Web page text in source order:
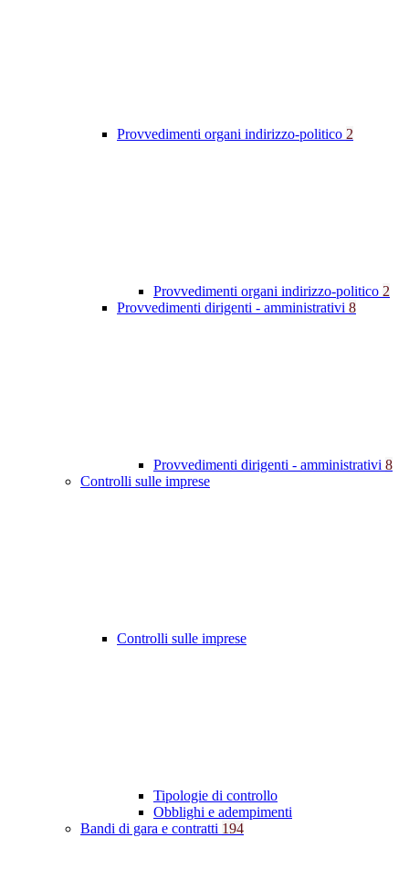
Provvedimenti organi indirizzo-politico 2
Provvedimenti organi indirizzo-politico 2
Provvedimenti dirigenti - amministrativi 8
Provvedimenti dirigenti - amministrativi 8
Controlli sulle imprese
Controlli sulle imprese
Tipologie di controllo
Obblighi e adempimenti
Bandi di gara e contratti 194